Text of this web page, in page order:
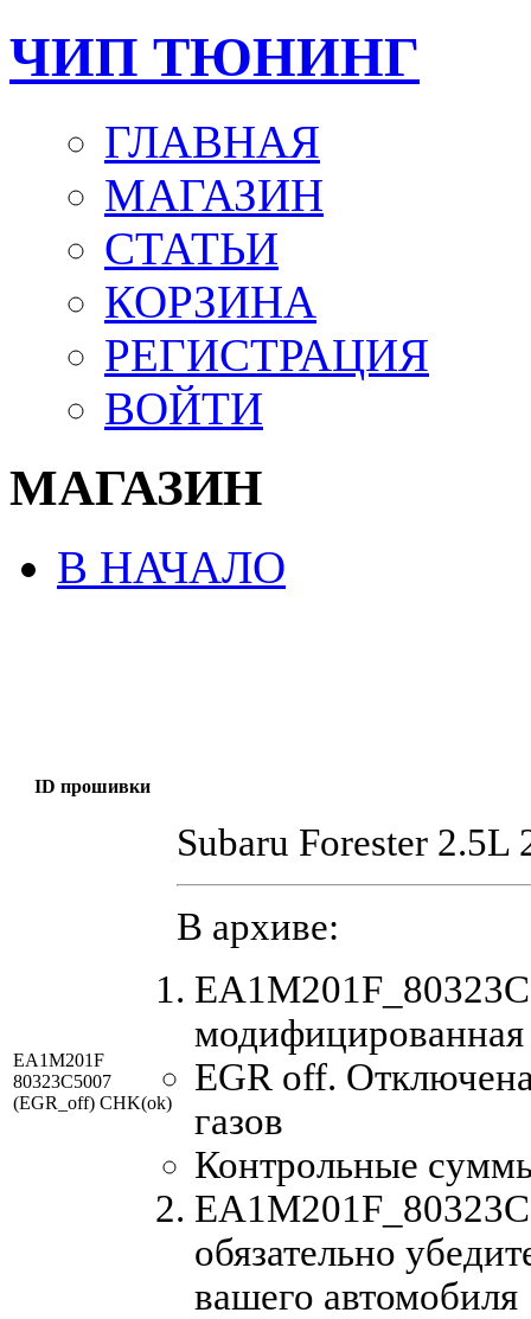
ЧИП ТЮНИНГ
ГЛАВНАЯ
МАГАЗИН
СТАТЬИ
КОРЗИНА
РЕГИСТРАЦИЯ
ВОЙТИ
МАГАЗИН
В НАЧАЛО
ID прошивки
EA1M201F
80323C5007
(EGR_off) CHK(ok)
Subaru Forester 2.5L
В архиве:
EGR off.
газов
Контрольные
обязательно
вашего автомобиля